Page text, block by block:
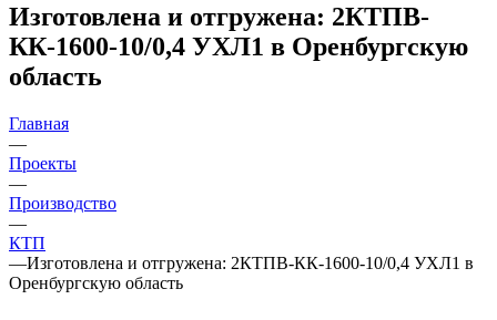
Изготовлена и отгружена: 2КТПВ-
КК-1600-10/0,4 УХЛ1 в Оренбургскую
область
Главная
—
Проекты
—
Производство
—
КТП
—Изготовлена и отгружена: 2КТПВ-КК-1600-10/0,4 УХЛ1 в
Оренбургскую область